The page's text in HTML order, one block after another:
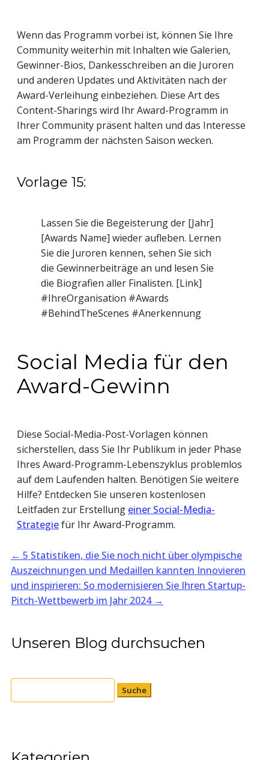
Wenn das Programm vorbei ist, können Sie Ihre
Community weiterhin mit Inhalten wie Galerien,
Gewinner-Bios, Dankesschreiben an die Juroren
und anderen Updates und Aktivitäten nach der
Award-Verleihung einbeziehen. Diese Art des
Content-Sharings wird Ihr Award-Programm in
Ihrer Community präsent halten und das Interesse
am Programm der nächsten Saison wecken.
Vorlage 15:
Lassen Sie die Begeisterung der [Jahr]
[Awards Name] wieder aufleben. Lernen
Sie die Juroren kennen, sehen Sie sich
die Gewinnerbeiträge an und lesen Sie
die Biografien aller Finalisten. [Link]
#IhreOrganisation #Awards
#BehindTheScenes #Anerkennung
Social Media für den
Award-Gewinn
Diese Social-Media-Post-Vorlagen können
sicherstellen, dass Sie Ihr Publikum in jeder Phase
Ihres Award-Programm-Lebenszyklus problemlos
auf dem Laufenden halten. Benötigen Sie weitere
Hilfe? Entdecken Sie unseren kostenlosen
Leitfaden zur Erstellung einer Social-Media-
Strategiefür Ihr Award-Programm.
← 5 Statistiken, die Sie noch nicht über olympische
Auszeichnungen und Medaillen kannten Innovieren
und inspirieren: So modernisieren Sie Ihren Startup-
Pitch-Wettbewerb im Jahr 2024→
Unseren Blog durchsuchen
Suchen
nach: